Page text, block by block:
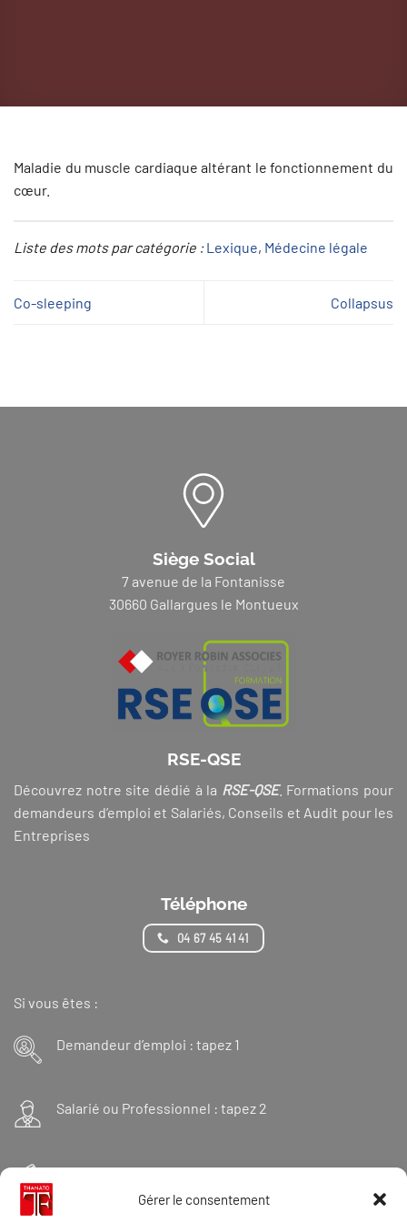
Gérer le consentement
Maladie du muscle cardiaque altérant le fonctionnement du
cœur.
Liste des mots par catégorie : Lexique, Médecine légale
Co-sleeping Collapsus
Siège Social
7 avenue de la Fontanisse
30660 Gallargues le Montueux
RSE-QSE
Découvrez notre site dédié à la RSE-QSE. Formations pour
demandeurs d’emploi et Salariés, Conseils et Audit pour les
Entreprises
Téléphone
04 67 45 41 41
Si vous êtes :
Demandeur d’emploi : tapez 1
Salarié ou Professionnel : tapez 2
Financeur : tapez 3